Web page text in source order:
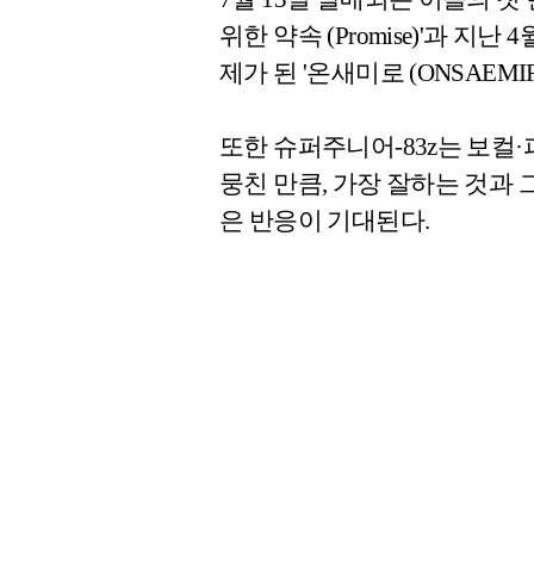
위한 약속 (Promise)'과 지난
제가 된 '온새미로
또한 슈퍼주니어-83z는 보컬
뭉친 만큼, 가장 잘하는 것과
은 반응이 기대된다.